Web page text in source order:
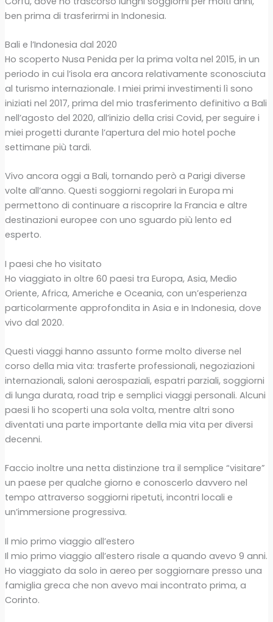
ben prima di trasferirmi in Indonesia.
Bali e l’Indonesia dal 2020
Ho scoperto Nusa Penida per la prima volta nel 2015, in un
periodo in cui l’isola era ancora relativamente sconosciuta
al turismo internazionale. I miei primi investimenti lì sono
iniziati nel 2017, prima del mio trasferimento definitivo a Bali
nell’agosto del 2020, all’inizio della crisi Covid, per seguire i
miei progetti durante l’apertura del mio hotel poche
settimane più tardi.
Vivo ancora oggi a Bali, tornando però a Parigi diverse
volte all’anno. Questi soggiorni regolari in Europa mi
permettono di continuare a riscoprire la Francia e altre
destinazioni europee con uno sguardo più lento ed
esperto.
I paesi che ho visitato
Ho viaggiato in oltre 60 paesi tra Europa, Asia, Medio
Oriente, Africa, Americhe e Oceania, con un’esperienza
particolarmente approfondita in Asia e in Indonesia, dove
vivo dal 2020.
Questi viaggi hanno assunto forme molto diverse nel
corso della mia vita: trasferte professionali, negoziazioni
internazionali, saloni aerospaziali, espatri parziali, soggiorni
di lunga durata, road trip e semplici viaggi personali. Alcuni
paesi li ho scoperti una sola volta, mentre altri sono
diventati una parte importante della mia vita per diversi
decenni.
Faccio inoltre una netta distinzione tra il semplice “visitare”
un paese per qualche giorno e conoscerlo davvero nel
tempo attraverso soggiorni ripetuti, incontri locali e
un’immersione progressiva.
Il mio primo viaggio all’estero
Il mio primo viaggio all’estero risale a quando avevo 9 anni.
Ho viaggiato da solo in aereo per soggiornare presso una
famiglia greca che non avevo mai incontrato prima, a
Corinto.